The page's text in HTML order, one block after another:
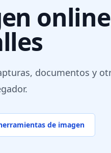
documentos y
de imagen